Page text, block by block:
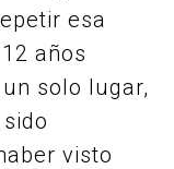
esa
años
solo lugar,
visto